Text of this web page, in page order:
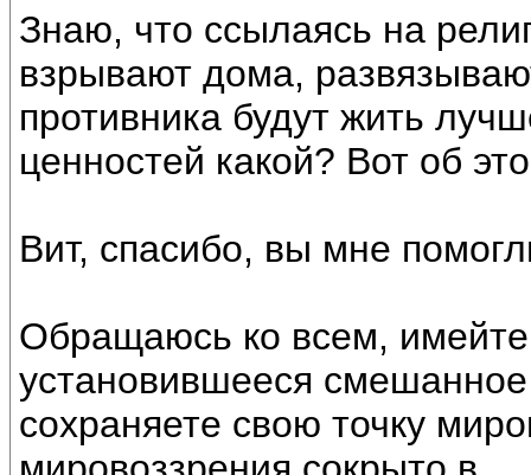
Знаю, что ссылаясь на
взрывают дома,
противника будут жить
ценностей какой? Вот об
Вит, спасибо, вы мне
Обращаюсь ко всем,
установившееся
сохраняете свою точку